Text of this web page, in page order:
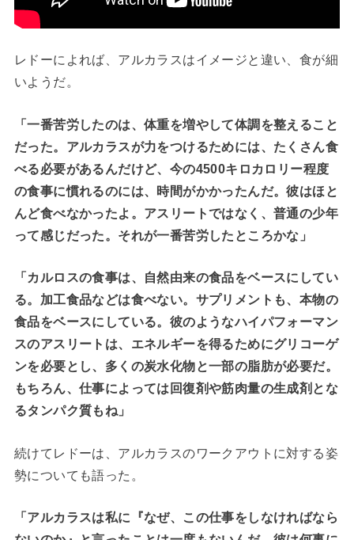
レドーによれば、アルカラスはイメージと違い、食が細
いようだ。
「一番苦労したのは、体重を増やして体調を整えること
だった。アルカラスが力をつけるためには、たくさん食
べる必要があるんだけど、今の4500キロカロリー程度
の食事に慣れるのには、時間がかかったんだ。彼はほと
んど食べなかったよ。アスリートではなく、普通の少年
って感じだった。それが一番苦労したところかな」
「カルロスの食事は、自然由来の食品をベースにしてい
る。加工食品などは食べない。サプリメントも、本物の
食品をベースにしている。彼のようなハイパフォーマン
スのアスリートは、エネルギーを得るためにグリコーゲ
ンを必要とし、多くの炭水化物と一部の脂肪が必要だ。
もちろん、仕事によっては回復剤や筋肉量の生成剤とな
るタンパク質もね」
続けてレドーは、アルカラスのワークアウトに対する姿
勢についても語った。
「アルカラスは私に『なぜ、この仕事をしなければなら